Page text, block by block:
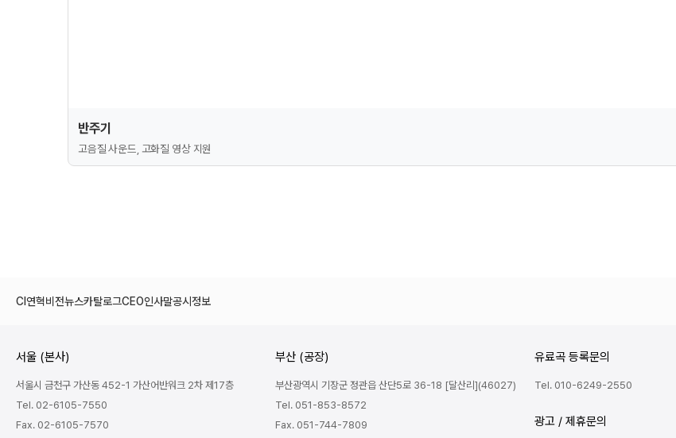
반주기
고음질 사운드, 고화질 영상 지원
CI연혁비전뉴스카탈로그CEO인사말공시정보
서울 (본사)
서울시 금천구 가산동 452-1 가산어반워크 2차 제17층
Tel. 02-6105-7550
Fax. 02-6105-7570
부산 (공장)
부산광역시 기장군 정관읍 산단5로 36-18 [달산리](46027)
Tel. 051-853-8572
Fax. 051-744-7809
유료곡 등록문의
Tel. 010-6249-2550
광고 / 제휴문의